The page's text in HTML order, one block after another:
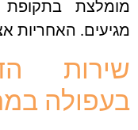
מומלצת בתקופת
מגיעים. האחריות
שירות
בעפולה